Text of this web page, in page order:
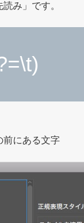
み」です。
にある文字